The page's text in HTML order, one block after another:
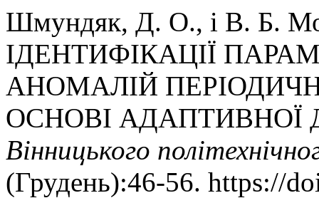
Шмундяк, Д. О., і В. Б.
ІДЕНТИФІКАЦІЇ
АНОМАЛІЙ
ОСНОВІ АДАПТИВНОЇ
Вінницького
(Грудень):46-56. https://